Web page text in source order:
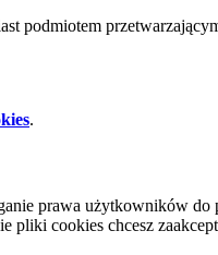
podmiotem
.
prawa użytkowników do
pliki cookies chcesz